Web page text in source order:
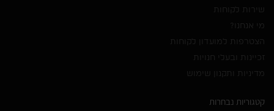
שירות לקוחות
מי אנחנו?
הצטרפות למועדון לקוחות
זכיינות ובעלי חנויות
מדיניות ותקנון שימוש
קטגוריות נבחרות